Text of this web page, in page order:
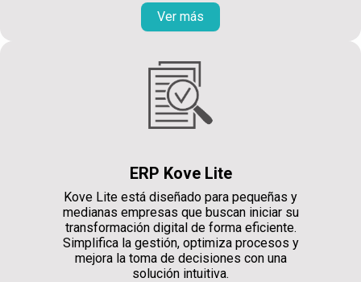
Ver más
ERP Kove Lite
Kove Lite está diseñado para pequeñas y
medianas empresas que buscan iniciar su
transformación digital de forma eficiente.
Simplifica la gestión, optimiza procesos y
mejora la toma de decisiones con una
solución intuitiva.